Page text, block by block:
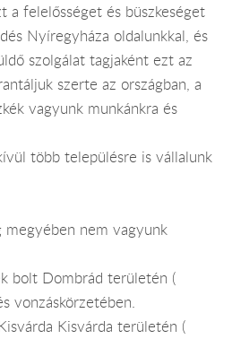
a felelősséget és büszkeséget
Nyíregyháza oldalunkkal, és
szolgálat tagjaként ezt az
szerte az országban, a
vagyunk munkánkra és
több településre is vállalunk
megyében nem vagyunk
bolt Dombrád területén (
vonzáskörzetében.
Kisvárda területén (